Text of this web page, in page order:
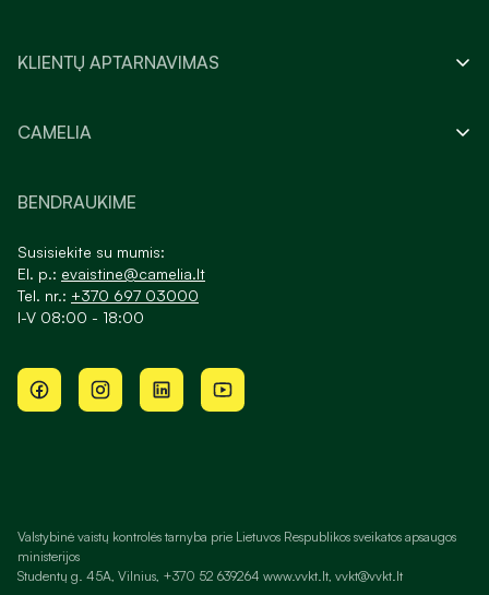
KLIENTŲ APTARNAVIMAS
CAMELIA
BENDRAUKIME
Susisiekite su mumis:
El. p.: evaistine@camelia.lt
Tel. nr.: +370 697 03000
I-V 08:00 - 18:00
Valstybinė vaistų kontrolės tarnyba prie Lietuvos Respublikos sveikatos apsaugos
ministerijos
Studentų g. 45A, Vilnius, +370 52 639264 www.vvkt.lt, vvkt@vvkt.lt